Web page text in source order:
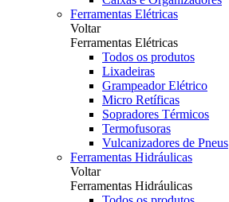
Ferramentas Elétricas
Voltar
Ferramentas Elétricas
Todos os produtos
Lixadeiras
Grampeador Elétrico
Micro Retíficas
Sopradores Térmicos
Termofusoras
Vulcanizadores de Pneus
Ferramentas Hidráulicas
Voltar
Ferramentas Hidráulicas